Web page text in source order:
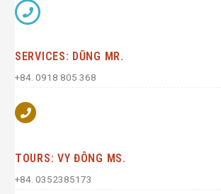
SERVICES: DŨNG MR.
+84. 0918 805 368
TOURS: VY ĐÔNG MS.
+84. 0352385173